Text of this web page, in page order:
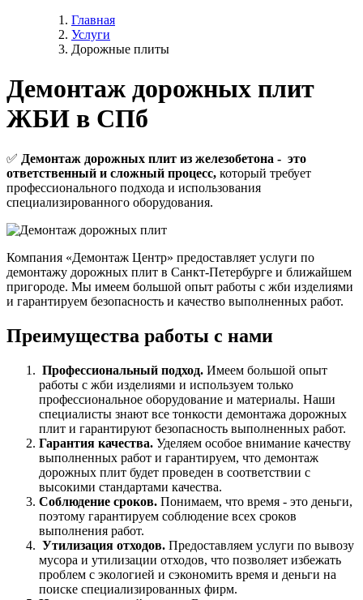
Главная
Услуги
Дорожные плиты
Демонтаж дорожных плит
ЖБИ в СПб
✅ Демонтаж дорожных плит из железобетона - это
ответственный и сложный процесс, который требует
профессионального подхода и использования
специализированного оборудования.
Компания «Демонтаж Центр» предоставляет услуги по
демонтажу дорожных плит в Санкт-Петербурге и ближайшем
пригороде. Мы имеем большой опыт работы с жби изделиями
и гарантируем безопасность и качество выполненных работ.
Преимущества работы с нами
Профессиональный подход. Имеем большой опыт
работы с жби изделиями и используем только
профессиональное оборудование и материалы. Наши
специалисты знают все тонкости демонтажа дорожных
плит и гарантируют безопасность выполненных работ.
Гарантия качества. Уделяем особое внимание качеству
выполненных работ и гарантируем, что демонтаж
дорожных плит будет проведен в соответствии с
высокими стандартами качества.
Соблюдение сроков. Понимаем, что время - это деньги,
поэтому гарантируем соблюдение всех сроков
выполнения работ.
Утилизация отходов. Предоставляем услуги по вывозу
мусора и утилизации отходов, что позволяет избежать
проблем с экологией и сэкономить время и деньги на
поиске специализированных фирм.